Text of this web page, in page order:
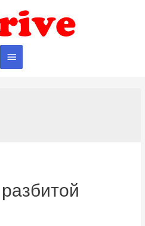
Главное